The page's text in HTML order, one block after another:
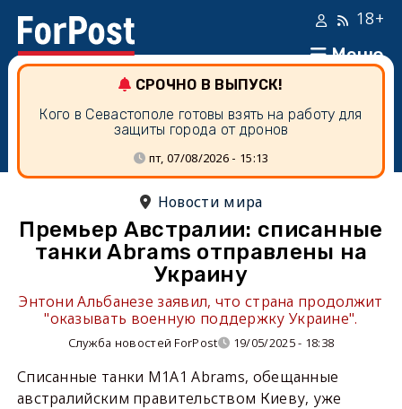
Меню
18+
СРОЧНО В ВЫПУСК!
Кого в Севастополе готовы взять на работу для
защиты города от дронов
пт, 07/08/2026 - 15:13
Новости мира
Премьер Австралии: списанные
танки Abrams отправлены на
Украину
Энтони Альбанезе заявил, что страна продолжит
"оказывать военную поддержку Украине".
Служба новостей ForPost 19/05/2025 - 18:38
Списанные танки M1A1 Abrams, обещанные
австралийским правительством Киеву, уже